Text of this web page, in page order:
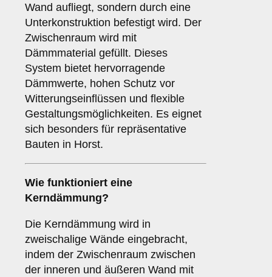
Wand aufliegt, sondern durch eine
Unterkonstruktion befestigt wird. Der
Zwischenraum wird mit
Dämmmaterial gefüllt. Dieses
System bietet hervorragende
Dämmwerte, hohen Schutz vor
Witterungseinflüssen und flexible
Gestaltungsmöglichkeiten. Es eignet
sich besonders für repräsentative
Bauten in Horst.
Wie funktioniert eine
Kerndämmung?
Die Kerndämmung wird in
zweischalige Wände eingebracht,
indem der Zwischenraum zwischen
der inneren und äußeren Wand mit